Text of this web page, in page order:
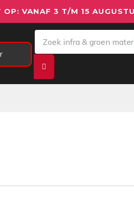
OP: VANAF 3 T/M 15